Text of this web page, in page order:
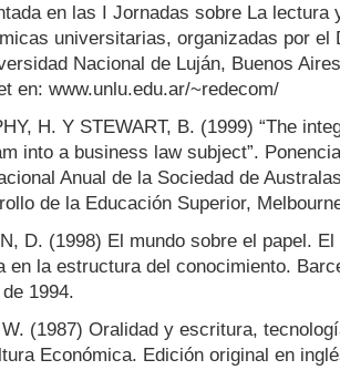
en las I Jornadas sobre La
universitarias, organizadas por el
Nacional de Luján, Buenos
en: www.unlu.edu.ar/~redecom/
H. Y STEWART, B. (1999) “The
into a business law subject”.
Anual de la Sociedad de
de la Educación Superior,
D. (1998) El mundo sobre el papel.
en la estructura del conocimiento.
1994.
(1987) Oralidad y escritura,
Económica. Edición original en